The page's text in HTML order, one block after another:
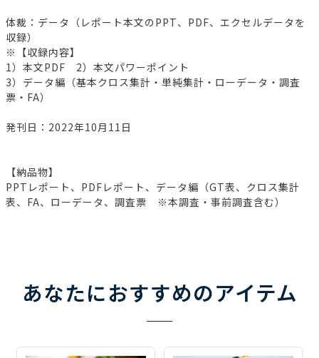
体裁：データ（レポート本文のPPT、PDF、エクセルデータを
収録）
※【収録内容】
1）本文PDF 2）本文パワーポイント
3）データ編（基本クロス集計・単純集計・ローデータ・調査
票・FA）
発刊日：2022年10月11日
【納品物】
PPTレポート、PDFレポート、データ編（GT表、クロス集計
表、FA、ローデータ、調査票 ※本調査・事前調査含む）
あなたにおすすめのアイテム